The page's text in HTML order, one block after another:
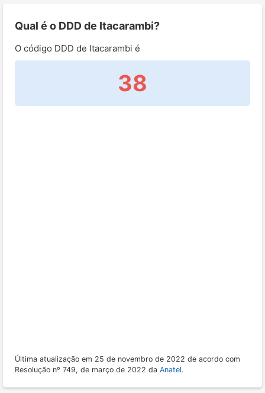
Qual é o DDD de Itacarambi?
O código DDD de Itacarambi é
38
Última atualização em 25 de novembro de 2022 de acordo com
Resolução nº 749, de março de 2022 da Anatel.